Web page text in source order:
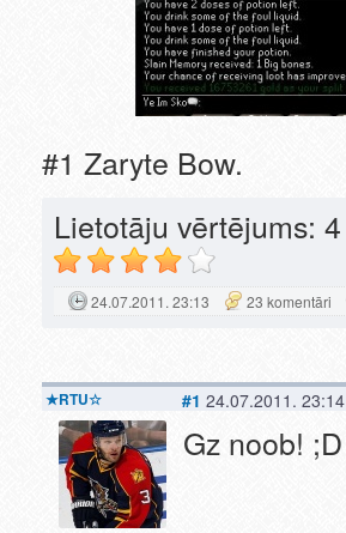
#1 Zaryte Bow.
Lietotāju vērtējums: 4
24.07.2011. 23:13 23 komentāri
★RTU☆ #1 24.07.2011. 23:14
Gz noob! ;D